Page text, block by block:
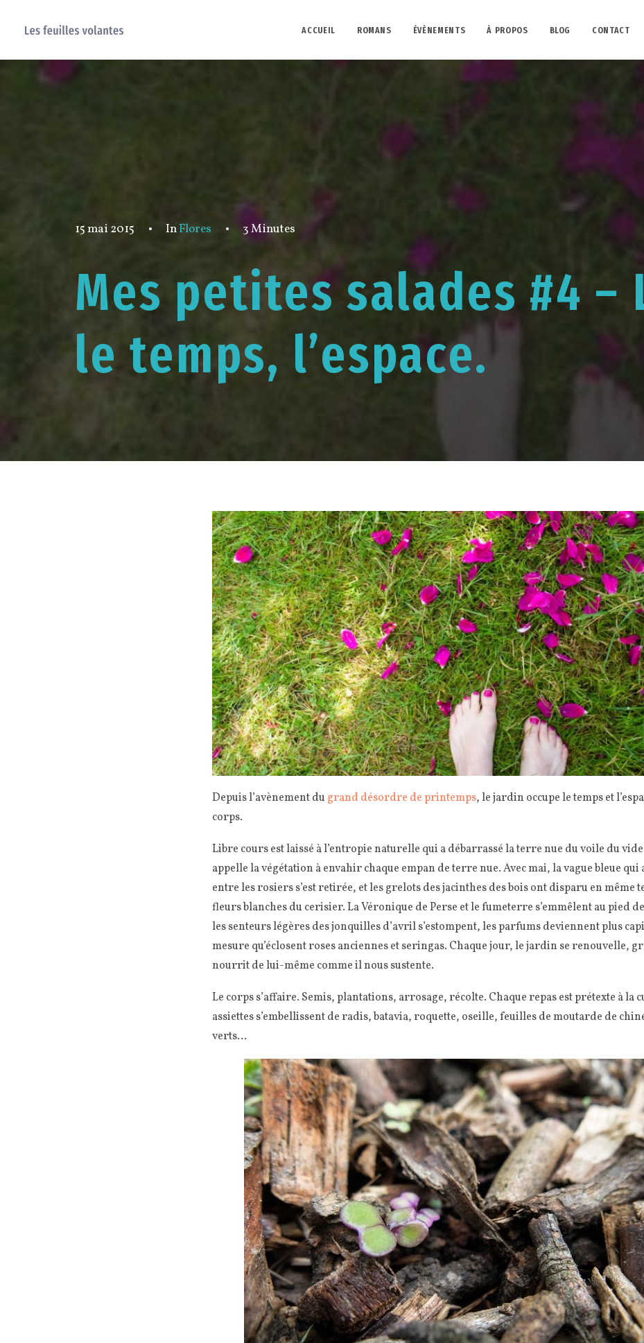
ACCUEIL ROMANS ÉVÈNEMENTS À PROPOS BLOG CONTACT
15 mai 2015 • InFlores • 3 Minutes
Mes petites salades #4 –
le temps, l’espace.
Depuis l’avènement du grand désordre de printemps, le jardin occupe le temps et
corps.
Libre cours est laissé à l’entropie naturelle qui a débarrassé la terre nue du voile du
appelle la végétation à envahir chaque empan de terre nue. Avec mai, la vague bleue
entre les rosiers s’est retirée, et les grelots des jacinthes des bois ont disparu en même
fleurs blanches du cerisier. La Véronique de Perse et le fumeterre s’emmêlent au pied
les senteurs légères des jonquilles d’avril s’estompent, les parfums deviennent plus
mesure qu’éclosent roses anciennes et seringas. Chaque jour, le jardin se renouvelle,
nourrit de lui-même comme il nous sustente.
Le corps s’affaire. Semis, plantations, arrosage, récolte. Chaque repas est prétexte à la
assiettes s’embellissent de radis, batavia, roquette, oseille, feuilles de moutarde de
verts…